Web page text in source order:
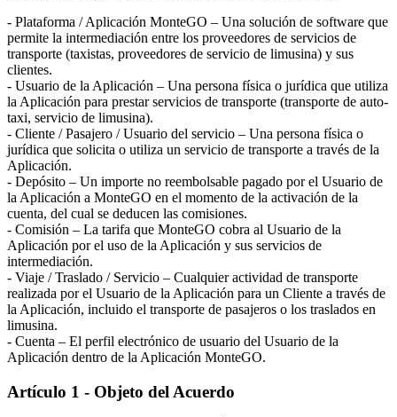
- Plataforma / Aplicación MonteGO – Una solución de software que
permite la intermediación entre los proveedores de servicios de
transporte (taxistas, proveedores de servicio de limusina) y sus
clientes.
- Usuario de la Aplicación – Una persona física o jurídica que utiliza
la Aplicación para prestar servicios de transporte (transporte de auto-
taxi, servicio de limusina).
- Cliente / Pasajero / Usuario del servicio – Una persona física o
jurídica que solicita o utiliza un servicio de transporte a través de la
Aplicación.
- Depósito – Un importe no reembolsable pagado por el Usuario de
la Aplicación a MonteGO en el momento de la activación de la
cuenta, del cual se deducen las comisiones.
- Comisión – La tarifa que MonteGO cobra al Usuario de la
Aplicación por el uso de la Aplicación y sus servicios de
intermediación.
- Viaje / Traslado / Servicio – Cualquier actividad de transporte
realizada por el Usuario de la Aplicación para un Cliente a través de
la Aplicación, incluido el transporte de pasajeros o los traslados en
limusina.
- Cuenta – El perfil electrónico de usuario del Usuario de la
Aplicación dentro de la Aplicación MonteGO.
Artículo 1 - Objeto del Acuerdo